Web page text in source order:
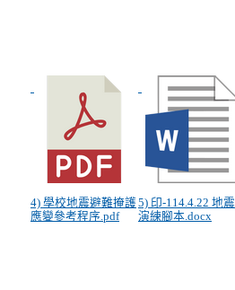
4) 學校地震避難掩護
應變參考程序.pdf
5) 印-114.4.22 地震
演練腳本.docx